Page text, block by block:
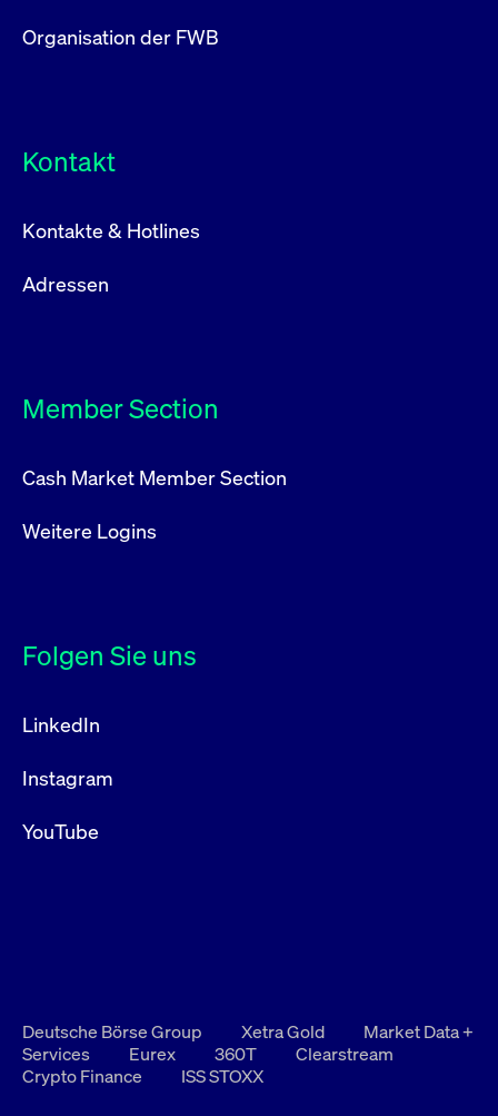
Organisation der FWB
Kontakt
Kontakte & Hotlines
Adressen
Member Section
Cash Market Member Section
Weitere Logins
Folgen Sie uns
LinkedIn
Instagram
YouTube
Deutsche Börse Group Xetra Gold
Market Data +
Services
Eurex 360T
Clearstream
Crypto Finance
ISS STOXX